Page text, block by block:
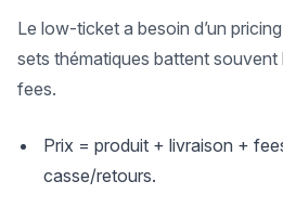
Le low-ticket a besoin d’un
sets thématiques battent souvent
fees.
Prix = produit + livraison +
casse/retours.